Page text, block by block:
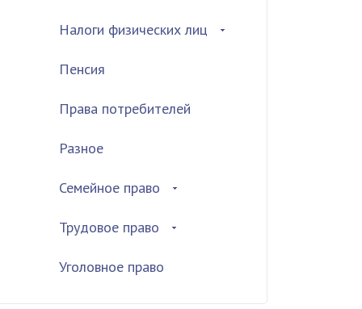
Налоги физических лиц
Пенсия
Права потребителей
Разное
Семейное право
Трудовое право
Уголовное право